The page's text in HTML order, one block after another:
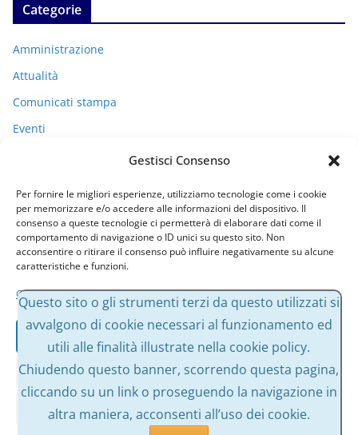
Gestisci Consenso
Per fornire le migliori esperienze, utilizziamo tecnologie come i cookie
per memorizzare e/o accedere alle informazioni del dispositivo. Il
consenso a queste tecnologie ci permetterà di elaborare dati come il
comportamento di navigazione o ID unici su questo sito. Non
acconsentire o ritirare il consenso può influire negativamente su alcune
caratteristiche e funzioni.
Gestisci servizi
Nega
Visualizza le preferenze
Categorie
Amministrazione
Attualità
Comunicati stampa
Eventi
Uncategorized
Archivi
A
h
Copyright © 2026Massimo Bessone. Tutti i diritti riservati.
Questo sito o gli strumenti terzi da questo utilizzati si
avvalgono di cookie necessari al funzionamento ed
utili alle finalità illustrate nella cookie policy.
Chiudendo questo banner, scorrendo questa pagina,
cliccando su un link o proseguendo la navigazione in
altra maniera, acconsenti all’uso dei cookie.